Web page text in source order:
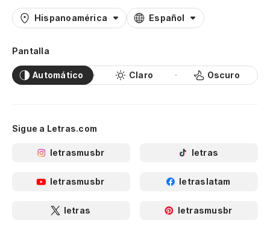
Hispanoamérica Español
Pantalla
Automático Claro Oscuro
Sigue a Letras.com
letrasmusbr letras
letrasmusbr letraslatam
letras letrasmusbr